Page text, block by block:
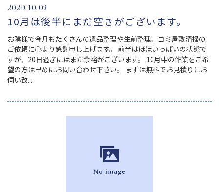
2020.10.09
10月は後半にまだ空きがございます。
お陰様で今月もたくさんの遺品整理や生前整理、ゴミ屋敷清掃の
ご依頼に心より感謝申し上げます。 前半はほぼいっぱいの状態で
すが、20日過ぎにはまだ余裕がございます。 10月中の作業をご希
望の方は早めにお問い合わせ下さい。 まずは無料でお見積りにお
伺い致...